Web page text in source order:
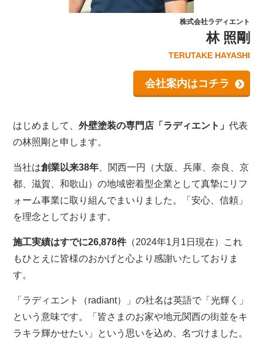
株式会社ラディエント
林 照剛
TERUTAKE HAYASHI
会社案内はコチラ
はじめまして、外壁塗装の専門店「ラディエント」代表
の林照剛と申します。
当社は創業以来38年、関西一円（大阪、兵庫、奈良、京
都、滋賀、和歌山）の地域密着型企業として真摯にリフ
ォーム事業に取り組んでまいりました。「安心、信頼」
を理念としております。
施工実績はすでに26,878件（2024年1月1日現在）これ
もひとえに皆様のおかげと心より感謝いたしておりま
す。
「ラディエント（radiant）」の社名は英語で「光輝く」
という意味です。「皆さまのお家や地元関西の街並をキ
ラキラ輝かせたい」という思いを込め、名づけました。